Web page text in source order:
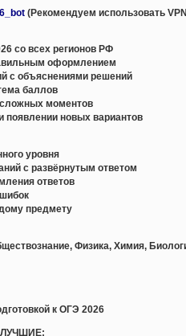
(Рекомендуем использовать
со всех регионов РФ
оформлением
с объяснениями решений
баллов
моментов
появлении новых вариантов
уровня
с развёрнутым ответом
ответов
предмету
Физика, Химия,
к ОГЭ 2026